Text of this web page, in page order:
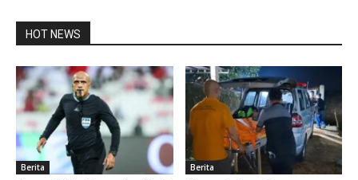
HOT NEWS
Berita Berita